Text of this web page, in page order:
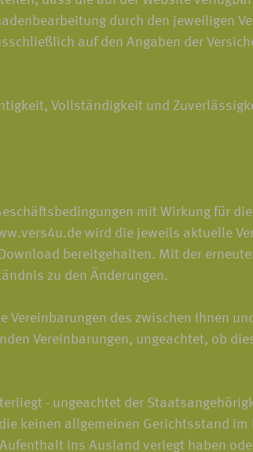
durch den jeweiligen
auf den Angaben der
Vollständigkeit und
mit Wirkung für
wird die jeweils aktuelle
bereitgehalten. Mit der
zu den Änderungen.
des zwischen Ihnen
Vereinbarungen, ungeachtet, ob
- ungeachtet der
keinen allgemeinen Gerichtsstand
ins Ausland verlegt haben